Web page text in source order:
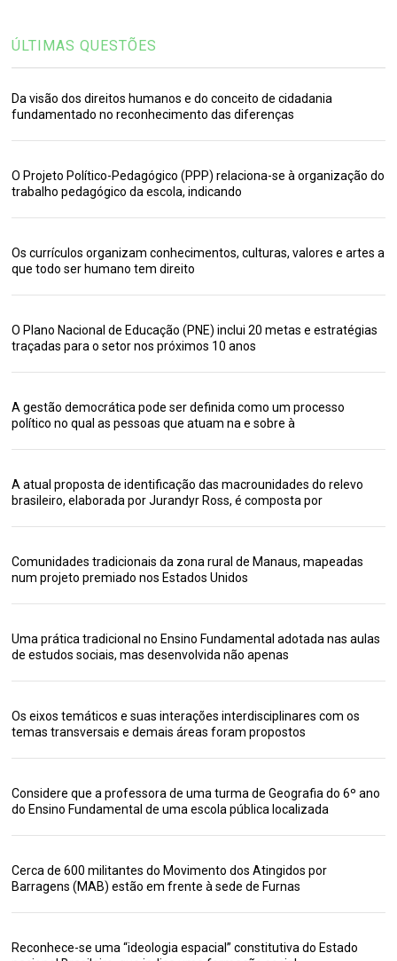
ÚLTIMAS QUESTÕES
Da visão dos direitos humanos e do conceito de cidadania
fundamentado no reconhecimento das diferenças
O Projeto Político-Pedagógico (PPP) relaciona-se à organização do
trabalho pedagógico da escola, indicando
Os currículos organizam conhecimentos, culturas, valores e artes a
que todo ser humano tem direito
O Plano Nacional de Educação (PNE) inclui 20 metas e estratégias
traçadas para o setor nos próximos 10 anos
A gestão democrática pode ser definida como um processo
político no qual as pessoas que atuam na e sobre à
A atual proposta de identificação das macrounidades do relevo
brasileiro, elaborada por Jurandyr Ross, é composta por
Comunidades tradicionais da zona rural de Manaus, mapeadas
num projeto premiado nos Estados Unidos
Uma prática tradicional no Ensino Fundamental adotada nas aulas
de estudos sociais, mas desenvolvida não apenas
Os eixos temáticos e suas interações interdisciplinares com os
temas transversais e demais áreas foram propostos
Considere que a professora de uma turma de Geografia do 6º ano
do Ensino Fundamental de uma escola pública localizada
Cerca de 600 militantes do Movimento dos Atingidos por
Barragens (MAB) estão em frente à sede de Furnas
Reconhece-se uma “ideologia espacial” constitutiva do Estado